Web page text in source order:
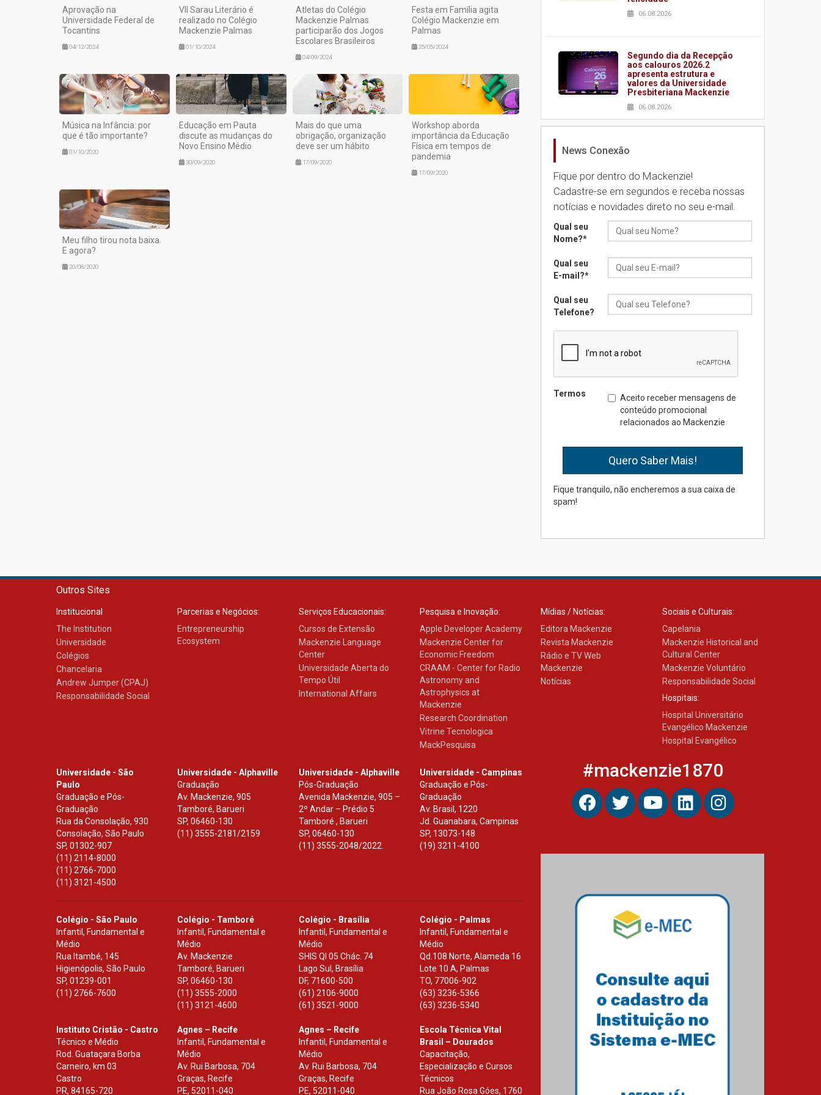
Aprovação na
Universidade Federal de
Tocantins
04/12/2024
VII Sarau Literário é
realizado no Colégio
Mackenzie Palmas
01/10/2024
Atletas do Colégio
Mackenzie Palmas
participarão dos Jogos
Escolares Brasileiros
04/09/2024
Festa em Família agita
Colégio Mackenzie em
Palmas
25/05/2024
Música na Infância: por
que é tão importante?
01/10/2020
Educação em Pauta
discute as mudanças do
Novo Ensino Médio
30/09/2020
Mais do que uma
obrigação, organização
deve ser um hábito
17/09/2020
Workshop aborda
importância da Educação
Física em tempos de
pandemia
17/09/2020
Meu filho tirou nota baixa.
E agora?
20/08/2020
06.08.2026
Segundo dia da Recepção
aos calouros 2026.2
apresenta estrutura e
valores da Universidade
Presbiteriana Mackenzie
06.08.2026
Nova apresentação do
brasileira
05.08.2026
Universidade Mackenzie
realizará nova edição da
05.08.2026
Seminário discute desafios
das novas tecnologias em
04.08.2026
Mackenzie recepciona os
calouros do segundo
semestre de 2026
04.08.2026
Brasília prepara seus
estudantes para o PAS antes
mesmo do Ensino Médio
News Conexão
Fique por dentro do Mackenzie!
Cadastre-se em segundos e receba nossas
notícias e novidades direto no seu e-mail.
Qual seu
Nome?*
Qual seu
E-mail?*
Qual seu
Telefone?
Termos
Aceito receber mensagens de
conteúdo promocional
relacionados ao Mackenzie
Fique tranquilo, não encheremos a sua caixa de
spam!
Outros Sites
Institucional
The Institution
Universidade
Colégios
Chancelaria
Andrew Jumper (CPAJ)
Responsabilidade Social
Parcerias e Negócios:
Entrepreneurship
Ecosystem
Serviços Educacionais:
Cursos de Extensão
Mackenzie Language
Center
Universidade Aberta do
Tempo Útil
International Affairs
Pesquisa e Inovação:
Apple Developer Academy
Mackenzie Center for
Economic Freedom
CRAAM - Center for Radio
Astronomy and
Astrophysics at
Mackenzie
Research Coordination
Vitrine Tecnologica
MackPesquisa
Mídias / Notícias:
Editora Mackenzie
Revista Mackenzie
Rádio e TV Web
Mackenzie
Notícias
Sociais e Culturais:
Capelania
Mackenzie Historical and
Cultural Center
Mackenzie Voluntário
Responsabilidade Social
Hospitais:
Hospital Universitário
Evangélico Mackenzie
Hospital Evangélico
Universidade - São
Paulo
Graduação e Pós-
Graduação
Rua da Consolação, 930
Consolação, São Paulo
SP, 01302-907
(11) 2114-8000
(11) 2766-7000
(11) 3121-4500
Universidade - Alphaville
Graduação
Av. Mackenzie, 905
Tamboré, Barueri
SP,06460-130
(11) 3555-2181/2159
Universidade - Alphaville
Pós-Graduação
Avenida Mackenzie, 905 –
2º Andar – Prédio 5
Tamboré , Barueri
SP, 06460-130
(11) 3555-2048/2022.
Universidade - Campinas
Graduação e Pós-
Graduação
Av. Brasil, 1220
Jd. Guanabara, Campinas
SP, 13073-148
(19) 3211-4100
Colégio - São Paulo
Infantil, Fundamental e
Médio
Rua Itambé, 145
Higienópolis, São Paulo
SP, 01239-001
(11) 2766-7600
Colégio - Tamboré
Infantil, Fundamental e
Médio
Av. Mackenzie
Tamboré, Barueri
SP,06460-130
(11) 3555-2000
(11) 3121-4600
Colégio - Brasília
Infantil, Fundamental e
Médio
SHIS Ql 05 Chác. 74
Lago Sul, Brasília
DF, 71600-500
(61) 2106-9000
(61) 3521-9000
Colégio - Palmas
Infantil, Fundamental e
Médio
Qd.108 Norte, Alameda 16
Lote 10 A, Palmas
TO, 77006-902
(63) 3236-5366
(63) 3236-5340
Instituto Cristão - Castro
Técnico e Médio
Rod. Guataçara Borba
Carneiro, km 03
Castro
PR, 84165-720
Agnes – Recife
Infantil, Fundamental e
Médio
Av. Rui Barbosa, 704
Graças, Recife
PE, 52011-040
Agnes – Recife
Infantil, Fundamental e
Médio
Av. Rui Barbosa, 704
Graças, Recife
PE, 52011-040
Escola Técnica Vital
Brasil – Dourados
Capacitação,
Especialização e Cursos
Técnicos
Rua João Rosa Góes, 1760
#mackenzie1870